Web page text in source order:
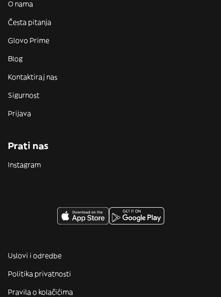
O nama
Česta pitanja
Glovo Prime
Blog
Kontaktiraj nas
Sigurnost
Prijava
Prati nas
Instagram
Uslovi i odredbe
Politika privatnosti
Pravila o kolačićima